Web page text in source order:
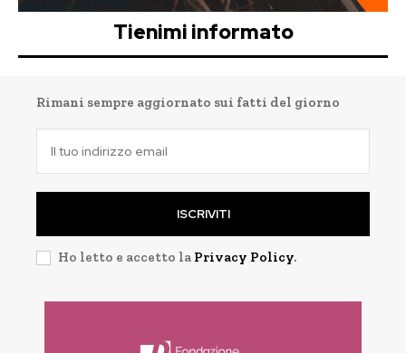
Tienimi informato
Rimani sempre aggiornato sui fatti del giorno
ISCRIVITI
Ho letto e accetto la Privacy Policy.